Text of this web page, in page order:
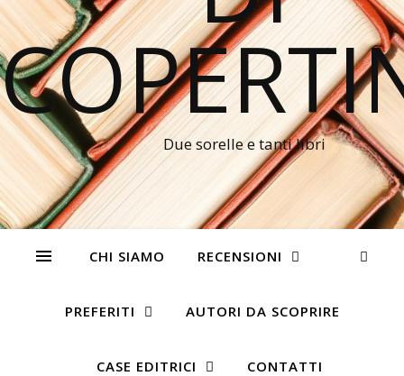
Due sorelle e tanti libri
CHI SIAMO RECENSIONI
PREFERITI AUTORI DA SCOPRIRE
CASE EDITRICI CONTATTI